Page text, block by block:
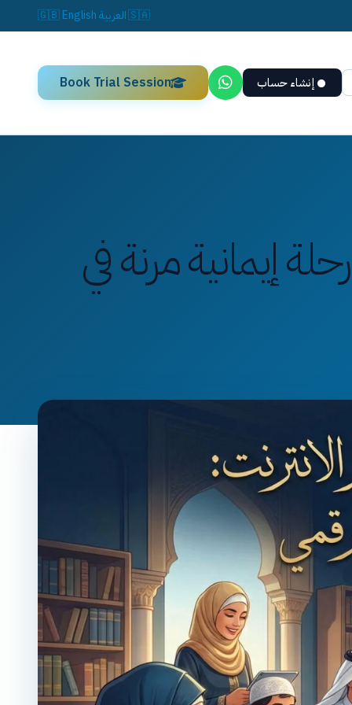
🇸🇦العربية 🇬🇧English
إنشاء حساب Book Trial Session
إيمانية مرنة في